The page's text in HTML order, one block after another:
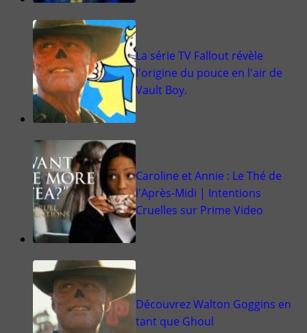
La série TV Fallout révèle
l'origine du pouce en l'air de
Vault Boy.
Caroline et Annie : Le Thé de
l'Après-Midi | Intentions
Cruelles sur Prime Video
Découvrez Walton Goggins en
tant que Ghoul